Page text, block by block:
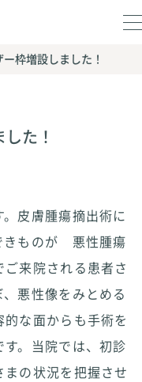
枠増設しました！
た！
皮膚腫瘍摘出術に
きものが 悪性腫瘍
来院される患者さ
悪性像をみとめる
な面からも手術を
。当院では、初診
の状況を把握させ